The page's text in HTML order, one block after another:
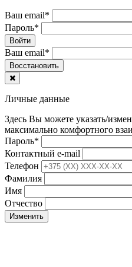
Ваш email*
Пароль*
Войти
Ваш email*
Воcстановить
Личные данные
Здесь Вы можете указать/
максимально комфортного
Пароль*
Контактный e-mail
Телефон
Фамилия
Имя
Отчество
Изменить